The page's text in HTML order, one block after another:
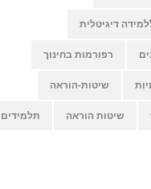
דיגיטלית
רפורמות בחינוך
שיטות-הוראה
שיטות הוראה תלמידים